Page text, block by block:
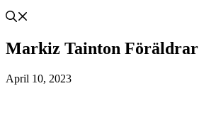
Markiz Tainton Föräldrar
April 10, 2023